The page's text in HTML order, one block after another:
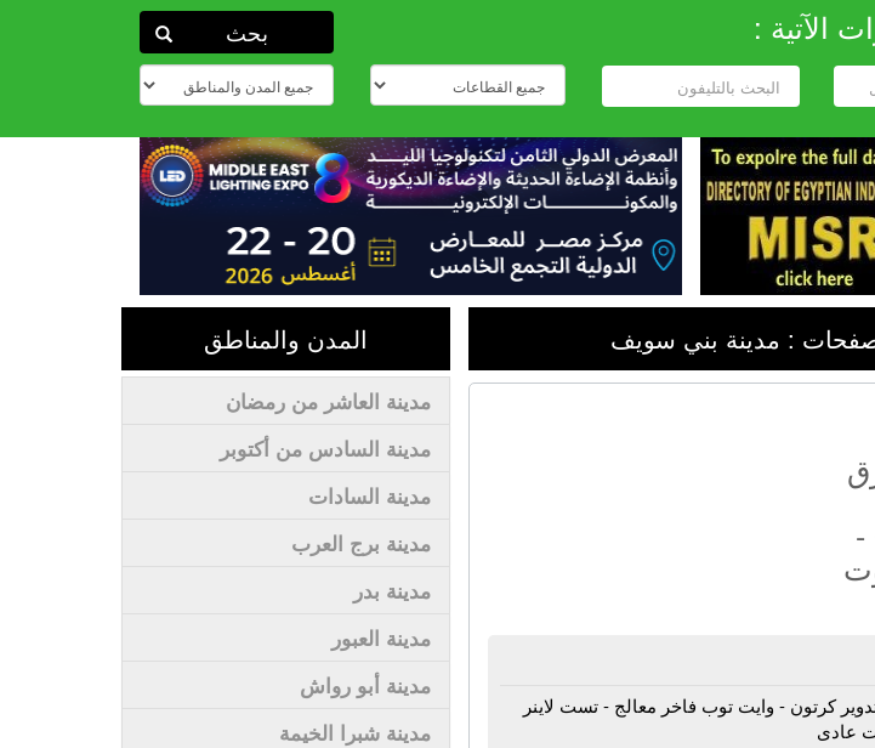
الآتية :
: مدينة بني سويف
-
كرتون - وايت توب فاخر معالج - تست لاينر
عادى
المدن والمناطق
مدينة العاشر من رمضان
مدينة السادس من أكتوبر
مدينة السادات
مدينة برج العرب
مدينة بدر
مدينة العبور
مدينة أبو رواش
مدينة شبرا الخيمة